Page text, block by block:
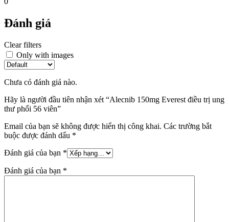
Đánh giá
Clear filters
Only with images
Chưa có đánh giá nào.
Hãy là người đầu tiên nhận xét “Alecnib 150mg Everest điều trị ung
thư phổi 56 viên”
Email của bạn sẽ không được hiển thị công khai. Các trường bắt
buộc được đánh dấu *
Đánh giá của bạn *
Đánh giá của bạn *